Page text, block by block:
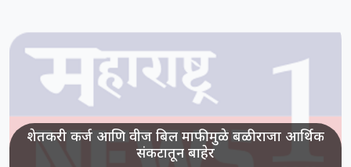
शेतकरी कर्ज आणि वीज बिल माफीमुळे बळीराजा आर्थिक
संकटातून बाहेर